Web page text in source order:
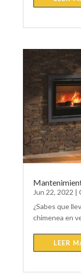
Jun 22, 2022 |
¿Sabes que
chimenea en
LEER